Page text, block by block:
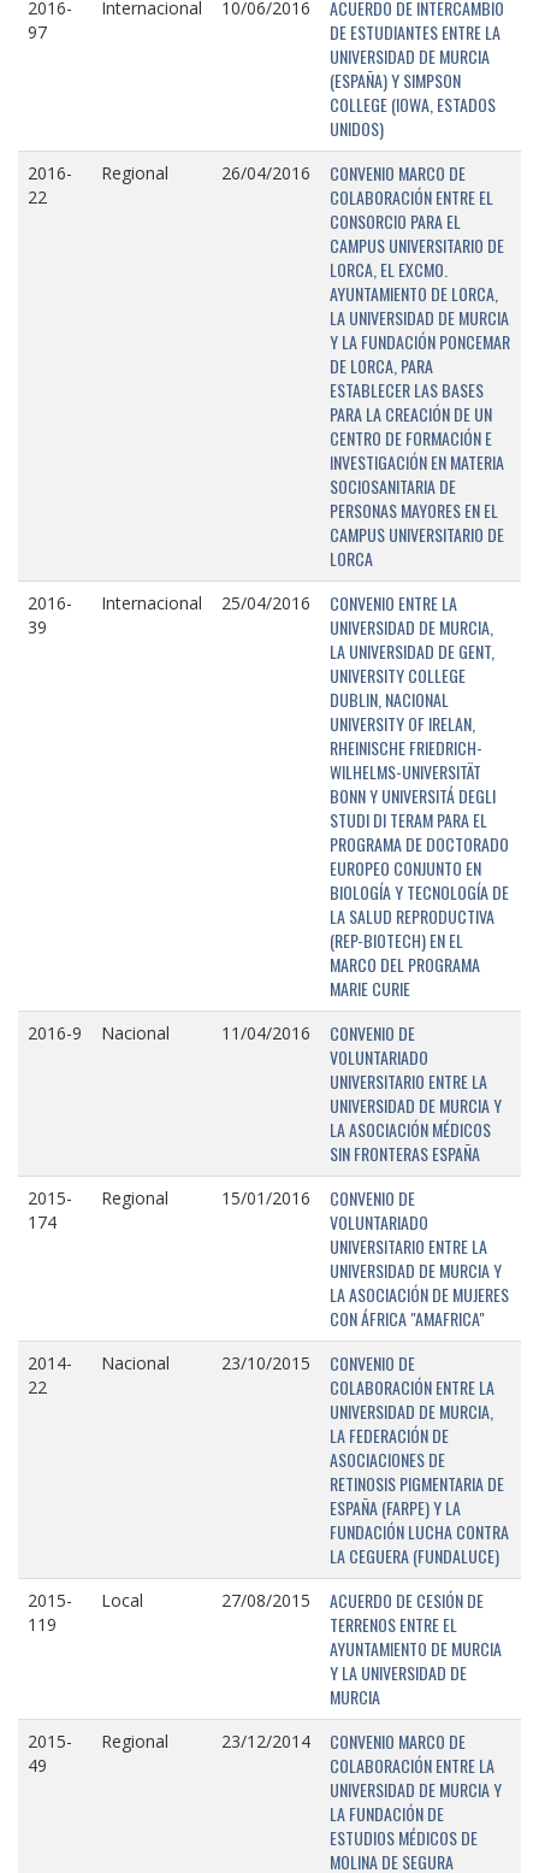
2016-
97
Internacional 10/06/2016
ACUERDO DE INTERCAMBIO
DE ESTUDIANTES ENTRE LA
UNIVERSIDAD DE MURCIA
(ESPAÑA) Y SIMPSON
COLLEGE (IOWA, ESTADOS
UNIDOS)
2016-
22
Regional 26/04/2016
CONVENIO MARCO DE
COLABORACIÓN ENTRE EL
CONSORCIO PARA EL
CAMPUS UNIVERSITARIO DE
LORCA, EL EXCMO.
AYUNTAMIENTO DE LORCA,
LA UNIVERSIDAD DE MURCIA
Y LA FUNDACIÓN PONCEMAR
DE LORCA, PARA
ESTABLECER LAS BASES
PARA LA CREACIÓN DE UN
CENTRO DE FORMACIÓN E
INVESTIGACIÓN EN MATERIA
SOCIOSANITARIA DE
PERSONAS MAYORES EN EL
CAMPUS UNIVERSITARIO DE
LORCA
2016-
39
Internacional 25/04/2016
CONVENIO ENTRE LA
UNIVERSIDAD DE MURCIA,
LA UNIVERSIDAD DE GENT,
UNIVERSITY COLLEGE
DUBLIN, NACIONAL
UNIVERSITY OF IRELAN,
RHEINISCHE FRIEDRICH-
WILHELMS-UNIVERSITÄT
BONN Y UNIVERSITÁ DEGLI
STUDI DI TERAM PARA EL
PROGRAMA DE DOCTORADO
EUROPEO CONJUNTO EN
BIOLOGÍA Y TECNOLOGÍA DE
LA SALUD REPRODUCTIVA
(REP-BIOTECH) EN EL
MARCO DEL PROGRAMA
MARIE CURIE
2016-9 Nacional 11/04/2016
CONVENIO DE
VOLUNTARIADO
UNIVERSITARIO ENTRE LA
UNIVERSIDAD DE MURCIA Y
LA ASOCIACIÓN MÉDICOS
SIN FRONTERAS ESPAÑA
2015-
174
Regional 15/01/2016
CONVENIO DE
VOLUNTARIADO
UNIVERSITARIO ENTRE LA
UNIVERSIDAD DE MURCIA Y
LA ASOCIACIÓN DE MUJERES
CON ÁFRICA "AMAFRICA"
2014-
22
Nacional 23/10/2015
CONVENIO DE
COLABORACIÓN ENTRE LA
UNIVERSIDAD DE MURCIA,
LA FEDERACIÓN DE
ASOCIACIONES DE
RETINOSIS PIGMENTARIA DE
ESPAÑA (FARPE) Y LA
FUNDACIÓN LUCHA CONTRA
LA CEGUERA (FUNDALUCE)
2015-
119
Local 27/08/2015
ACUERDO DE CESIÓN DE
TERRENOS ENTRE EL
AYUNTAMIENTO DE MURCIA
Y LA UNIVERSIDAD DE
MURCIA
2015-
49
Regional 23/12/2014
CONVENIO MARCO DE
COLABORACIÓN ENTRE LA
UNIVERSIDAD DE MURCIA Y
LA FUNDACIÓN DE
ESTUDIOS MÉDICOS DE
MOLINA DE SEGURA